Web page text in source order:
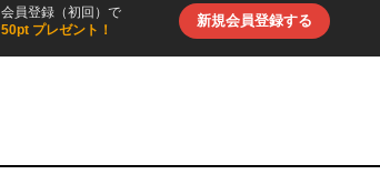
会員登録（初回）で
50pt プレゼント！
新規会員登録する